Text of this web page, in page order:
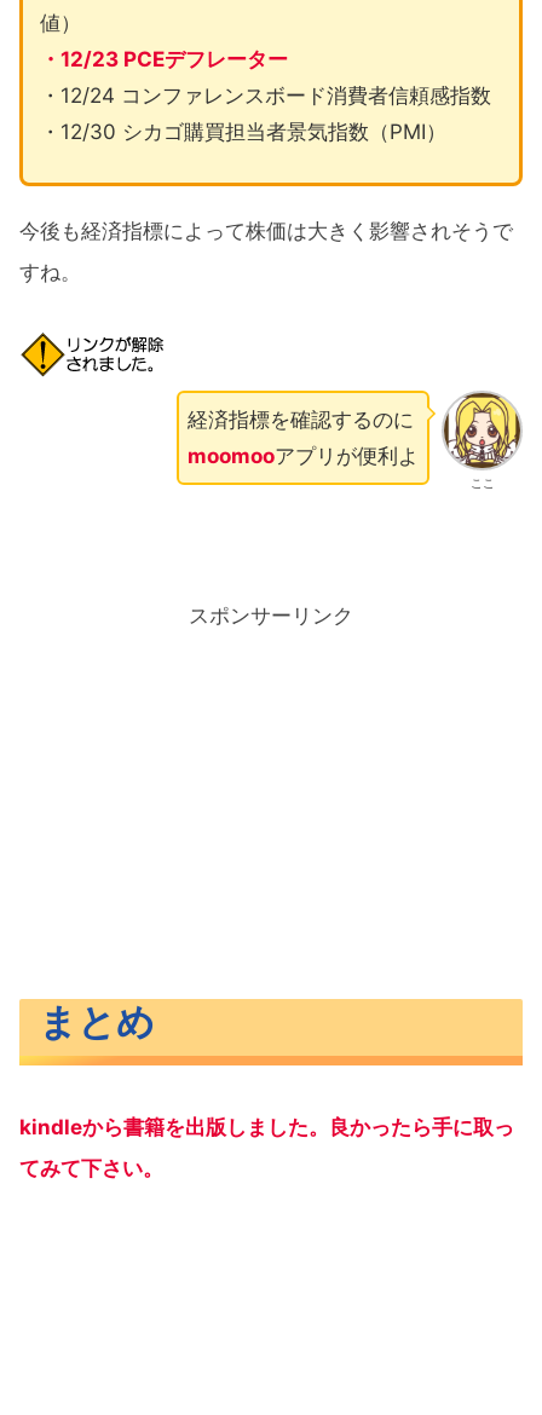
値）
・12/23 PCEデフレーター
・12/24 コンファレンスボード消費者信頼感指数
・12/30 シカゴ購買担当者景気指数（PMI）
今後も経済指標によって株価は大きく影響されそうで
すね。
ここ
経済指標を確認するのに
moomooアプリが便利よ
スポンサーリンク
まとめ
kindleから書籍を出版しました。良かったら手に取っ
てみて下さい。